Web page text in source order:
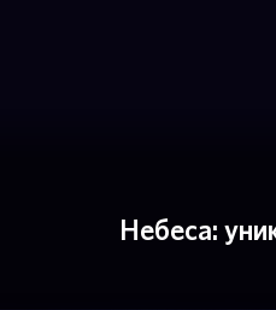
Небеса: